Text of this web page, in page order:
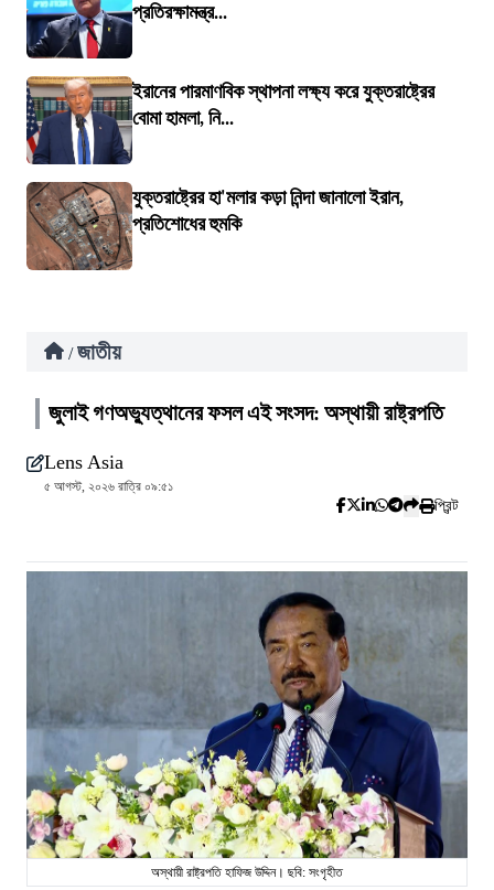
প্রতিরক্ষামন্ত্র...
ইরানের পারমাণবিক স্থাপনা লক্ষ্য করে যুক্তরাষ্ট্রের
বোমা হামলা, নি...
যুক্তরাষ্ট্রের হা'মলার কড়া নিন্দা জানালো ইরান,
প্রতিশোধের হুমকি
/ জাতীয়
জুলাই গণঅভ্যুত্থানের ফসল এই সংসদ: অস্থায়ী রাষ্ট্রপতি
Lens Asia
৫ আগস্ট, ২০২৬ রাত্রি ০৯:৫১
প্রিন্ট
অস্থায়ী রাষ্ট্রপতি হাফিজ উদ্দিন। ছবি: সংগৃহীত